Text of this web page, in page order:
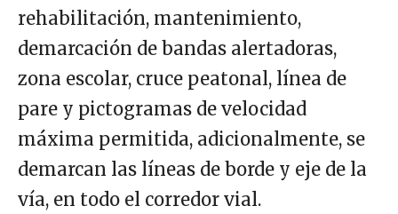
rehabilitación, mantenimiento,
demarcación de bandas alertadoras,
zona escolar, cruce peatonal, línea de
pare y pictogramas de velocidad
máxima permitida, adicionalmente, se
demarcan las líneas de borde y eje de la
vía, en todo el corredor vial.